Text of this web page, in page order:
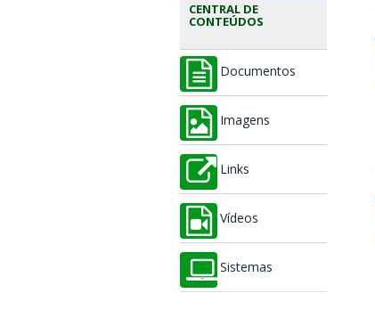
CENTRAL DE
CONTEÚDOS
Documentos
Imagens
Links
Vídeos
Sistemas